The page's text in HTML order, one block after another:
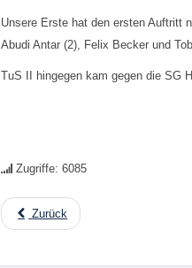
Unsere Erste hat den ersten Auftritt
Abudi Antar (2), Felix Becker und
TuS II hingegen kam gegen die SG
Zugriffe: 6085
Zurück